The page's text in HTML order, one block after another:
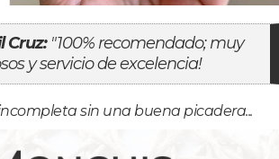
Cruz:"100% recomendado; muy
y servicio de excelencia!
sin una buena picadera...